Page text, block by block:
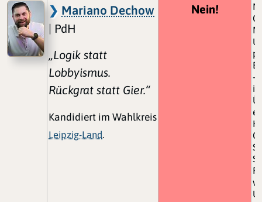
Mariano Dechow
| PdH
„Logik statt
Lobbyismus.
Rückgrat statt Gier.“
Kandidiert im Wahlkreis
Leipzig-Land.
Nein!
–